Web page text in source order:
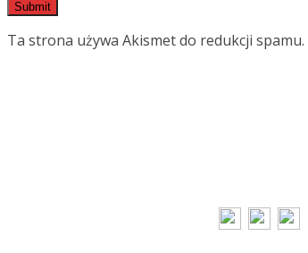
Ta strona używa Akismet do redukcji spamu.